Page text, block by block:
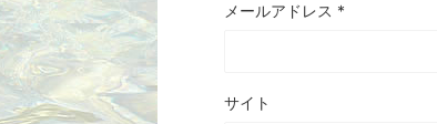
メールアドレス *
サイト